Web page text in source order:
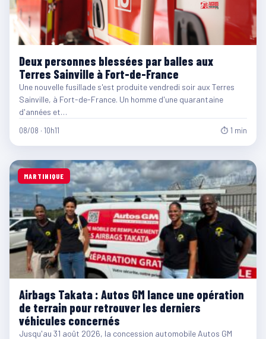
Deux personnes blessées par balles aux
Terres Sainville à Fort-de-France
Une nouvelle fusillade s'est produite vendredi soir aux Terres
Sainville, à Fort-de-France. Un homme d'une quarantaine
d'années et…
08/08 · 10h11 ⏱ 1 min
MARTINIQUE
Airbags Takata : Autos GM lance une opération
de terrain pour retrouver les derniers
véhicules concernés
Jusqu'au 31 août 2026, la concession automobile Autos GM